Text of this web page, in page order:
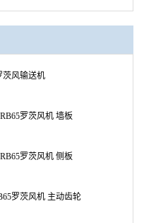
输送机
罗茨风机 墙板
罗茨风机 侧板
茨风机 主动齿轮